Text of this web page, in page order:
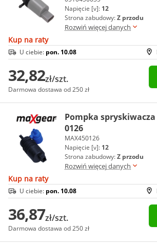
Napięcie [v]: 12
Strona zabudowy:Z przodu
Rozwiń więcej danych
Kup na raty
U ciebie: pon. 10.08
32,82zł/szt.
Darmowa dostawa od 250 zł
Pompka spryskiwacza
0126
MAX450126
Napięcie [v]: 12
Strona zabudowy:Z przodu
Rozwiń więcej danych
Kup na raty
U ciebie: pon. 10.08
36,87zł/szt.
Darmowa dostawa od 250 zł